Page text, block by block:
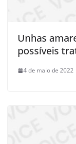
Unhas
possíveis
4 de maio de 2022